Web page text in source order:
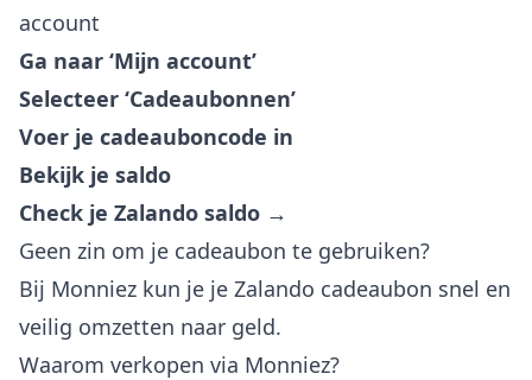
account
Ga naar ‘Mijn account’
Selecteer ‘Cadeaubonnen’
Voer je cadeauboncode in
Bekijk je saldo
Check je Zalando saldo →
Geen zin om je cadeaubon te gebruiken?
Bij Monniez kun je je Zalando cadeaubon snel en
veilig omzetten naar geld.
Waarom verkopen via Monniez?